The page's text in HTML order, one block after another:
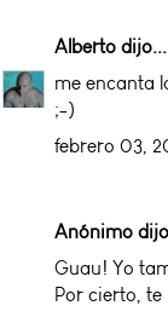
Alberto dijo...
me encanta
;-)
febrero 03,
Anónimo
Guau! Yo
Por cierto,